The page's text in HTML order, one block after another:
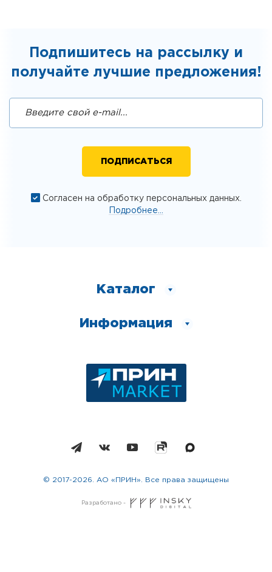
Подпишитесь на рассылку и
получайте лучшие предложения!
Согласен на обработку персональных данных.
Подробнее...
Каталог
Информация
Разработано -
© 2017-2026. АО «ПРИН». Все права защищены